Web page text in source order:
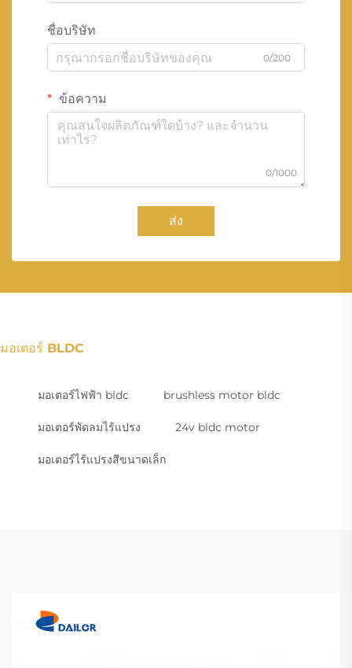
ชื่อบริษัท
0/200
ข้อความ
0/1000
ส่ง
มอเตอร์ BLDC
มอเตอร์ไฟฟ้า bldc brushless motor bldc
มอเตอร์พัดลมไร้แปรง 24v bldc motor
มอเตอร์ไร้แปรงสีขนาดเล็ก